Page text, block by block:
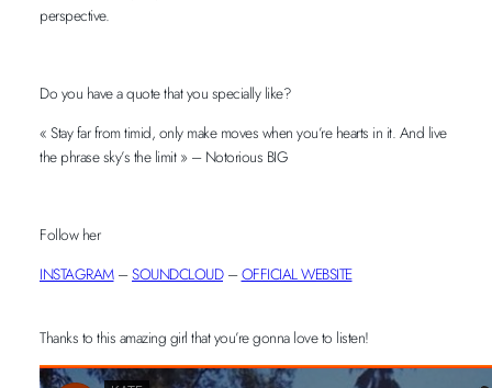
perspective.
Do you have a quote that you specially like?
« Stay far from timid, only make moves when you’re hearts in it. And live
the phrase sky’s the limit » – Notorious BIG
Follow her
INSTAGRAM–SOUNDCLOUD–OFFICIAL WEBSITE
Thanks to this amazing girl that you’re gonna love to listen!